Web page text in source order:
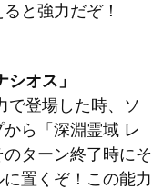
と強力だぞ！
オス」
で登場した時、ソ
ら「深淵霊域 レ
ターン終了時にそ
置くぞ！この能力